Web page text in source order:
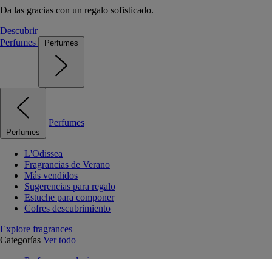
Da las gracias con un regalo sofisticado.
Descubrir
Perfumes
Perfumes
Perfumes
Perfumes
L'Odissea
Fragrancias de Verano
Más vendidos
Sugerencias para regalo
Estuche para componer
Cofres descubrimiento
Explore fragrances
Categorías Ver todo